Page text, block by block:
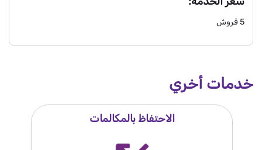
5 قروش
خدمات أخري
الاحتفاظ بالمكالمات